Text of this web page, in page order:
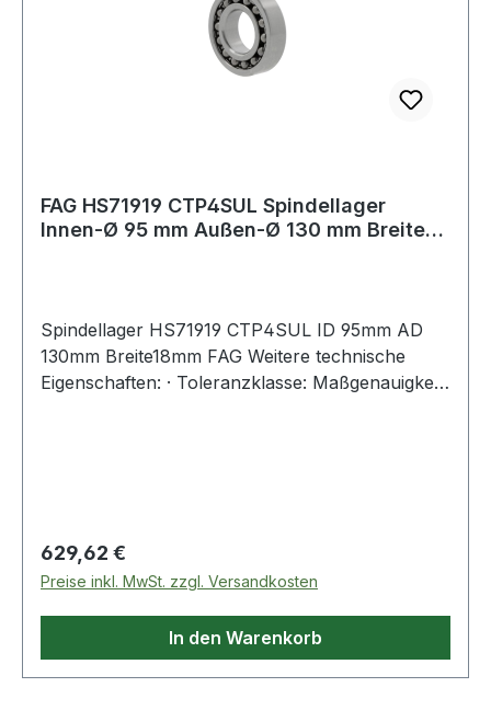
FAG HS71919 CTP4SUL Spindellager
Innen-Ø 95 mm Außen-Ø 130 mm Breite18
Spindellager HS71919 CTP4SUL ID 95mm AD
130mm Breite18mm FAG Weitere technische
Eigenschaften: · Toleranzklasse: Maßgenauigkeit
Regulärer Preis:
629,62 €
Preise inkl. MwSt. zzgl. Versandkosten
In den Warenkorb